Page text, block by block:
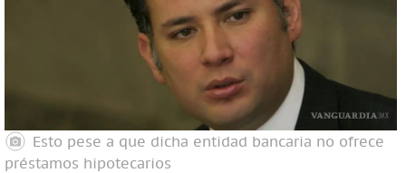
Esto pese a que dicha entidad bancaria no ofrece
préstamos hipotecarios